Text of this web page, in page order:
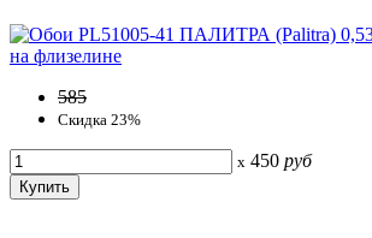
585
Скидка 23%
x 450 руб